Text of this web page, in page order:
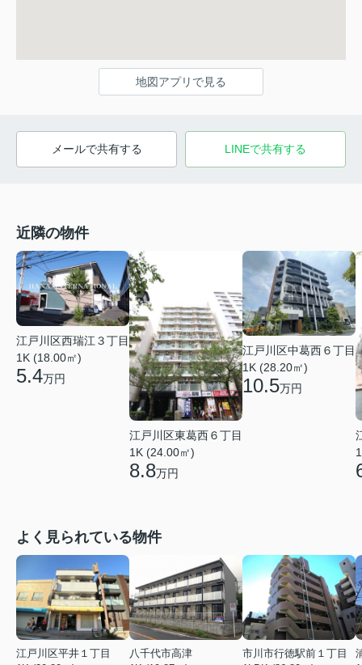
地図アプリで見る
メールで共有する LINEで共有する
近隣の物件
江戸川区西瑞江３丁目
1K (18.00㎡)
5.4万円
江戸川区東葛西６丁目
1K (24.00㎡)
8.8万円
江戸川区中葛西６丁目
1K (28.20㎡)
10.5万円
よく見られている物件
江戸川区平井１丁目
八千代市高津
市川市行徳駅前１丁目